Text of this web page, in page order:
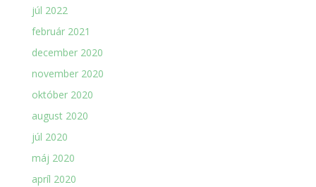
júl 2022
február 2021
december 2020
november 2020
október 2020
august 2020
júl 2020
máj 2020
apríl 2020